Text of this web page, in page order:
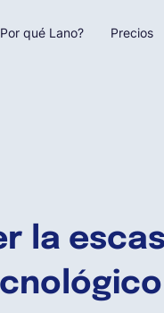
la
qué Lano? Precios